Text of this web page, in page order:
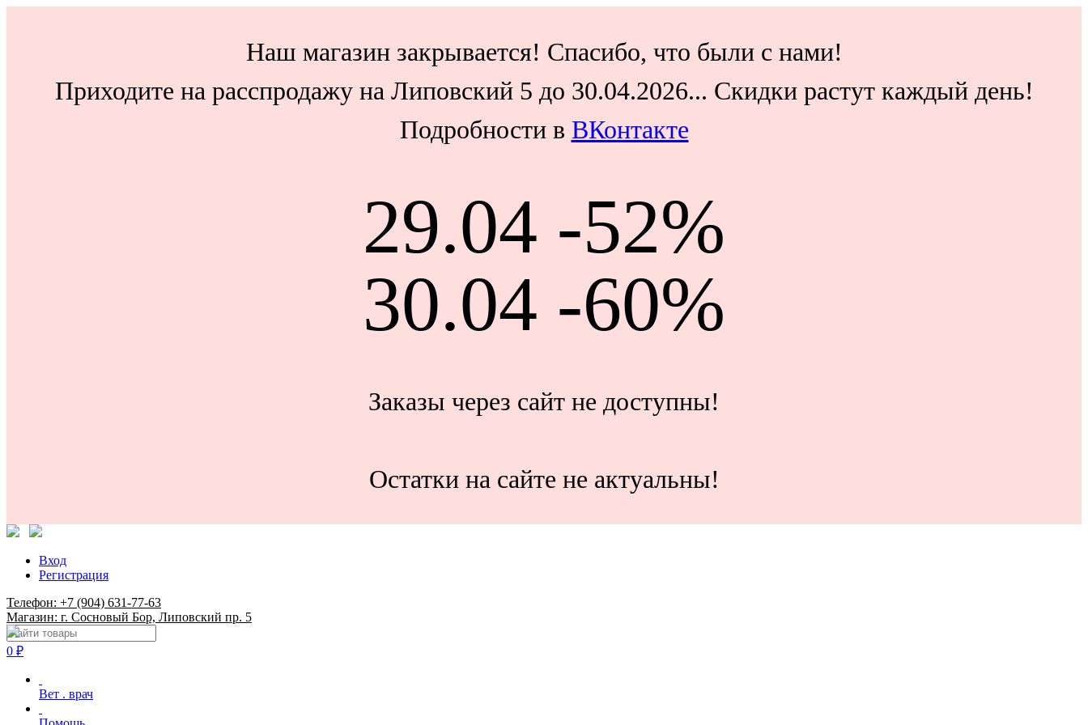
Наш магазин закрывается! Спасибо, что были с нами!
Приходите на расспродажу на Липовский 5 до 30.04.2026... Скидки растут каждый день!
Подробности в ВКонтакте
29.04 -52%
30.04 -60%
Заказы через сайт не доступны!
Остатки на сайте не актуальны!
Вход
Регистрация
Телефон: +7 (904) 631-77-63
Магазин: г. Сосновый Бор, Липовский пр. 5
0 ₽
Вет . врач